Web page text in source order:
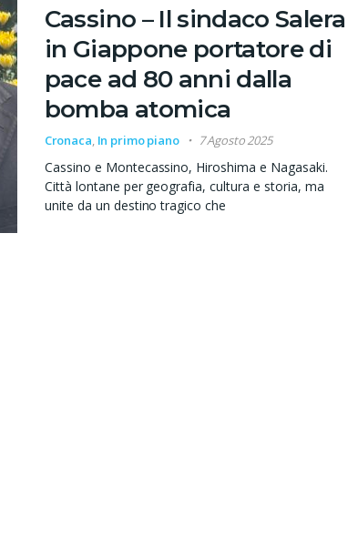
Cassino – Il sindaco Salera
in Giappone portatore di
pace ad 80 anni dalla
bomba atomica
Cronaca, In primo piano 7 Agosto 2025
Cassino e Montecassino, Hiroshima e Nagasaki.
Città lontane per geografia, cultura e storia, ma
unite da un destino tragico che